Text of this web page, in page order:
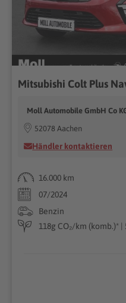
Moll Automobile GmbH Co
52078 Aachen
Händler kontaktieren
16.000 km
07/2024
Benzin
118g CO₂/km (komb.)* |